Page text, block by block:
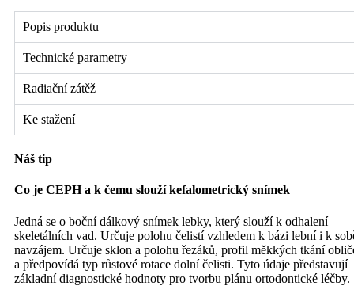
Popis produktu
Technické parametry
Radiační zátěž
Ke stažení
Náš tip
Co je CEPH a k čemu slouží kefalometrický snímek
Jedná se o boční dálkový snímek lebky, který slouží k odhalení
skeletálních vad. Určuje polohu čelistí vzhledem k bázi lební i k
navzájem. Určuje sklon a polohu řezáků, profil měkkých tkání
a předpovídá typ růstové rotace dolní čelisti. Tyto údaje představují
základní diagnostické hodnoty pro tvorbu plánu ortodontické léčby.